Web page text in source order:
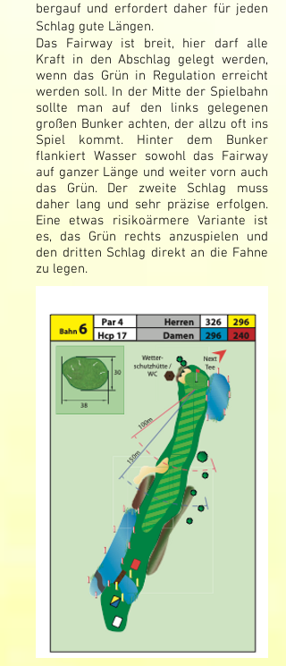
bergauf und erfordert daher für jeden
Schlag gute Längen.
Das Fairway ist breit, hier darf alle
Kraft in den Abschlag gelegt werden,
wenn das Grün in Regulation erreicht
werden soll. In der Mitte der Spielbahn
sollte man auf den links gelegenen
großen Bunker achten, der allzu oft ins
Spiel kommt. Hinter dem Bunker
flankiert Wasser sowohl das Fairway
auf ganzer Länge und weiter vorn auch
das Grün. Der zweite Schlag muss
daher lang und sehr präzise erfolgen.
Eine etwas risikoärmere Variante ist
es, das Grün rechts anzuspielen und
den dritten Schlag direkt an die Fahne
zu legen.